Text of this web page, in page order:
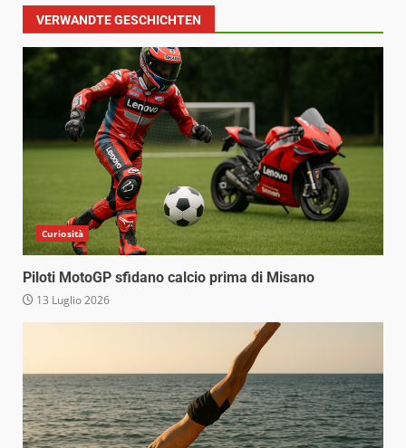
VERWANDTE GESCHICHTEN
Curiosità
Piloti MotoGP sfidano calcio prima di Misano
13 Luglio 2026